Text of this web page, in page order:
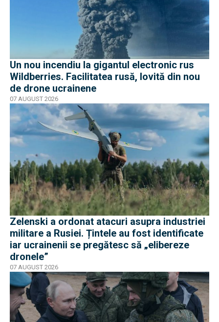
Un nou incendiu la gigantul electronic rus
Wildberries. Facilitatea rusă, lovită din nou
de drone ucrainene
07 AUGUST 2026
Zelenski a ordonat atacuri asupra industriei
militare a Rusiei. Țintele au fost identificate
iar ucrainenii se pregătesc să „elibereze
dronele”
07 AUGUST 2026